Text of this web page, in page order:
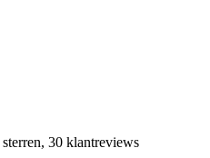
30 klantreviews